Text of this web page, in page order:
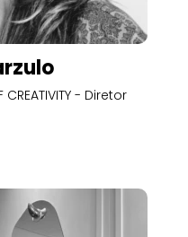
CREATIVITY - Diretor